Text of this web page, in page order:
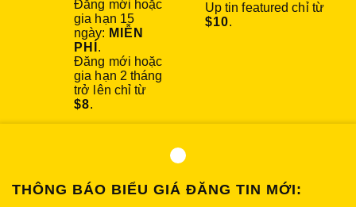
Đăng mới hoặc
gia hạn 15
ngày: MIỄN
PHÍ .
Đăng mới hoặc
gia hạn 2 tháng
trở lên chỉ từ
$8.
Up tin featured chỉ từ
$10.
THÔNG BÁO BIỂU GIÁ ĐĂNG TIN MỚI: